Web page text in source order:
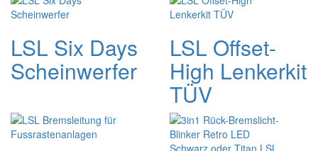
LSL Six Days
Scheinwerfer
LSL Offset-
High Lenkerkit
TÜV